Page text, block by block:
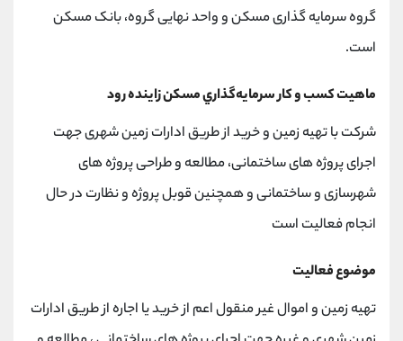
گروه سرمایه گذاری مسکن و واحد نهایی گروه، بانک مسکن
است.
ماهیت کسب و کار سرمايه‌گذاري مسكن زاينده رود
شرکت با تهیه زمین و خرید از طریق ادارات زمین شهری جهت
اجرای پروژه های ساختمانی، مطالعه و طراحی پروژه های
شهرسازی و ساختمانی و همچنین قوبل پروژه و نظارت در حال
انجام فعالیت است
موضوع فعالیت
تهیه زمین و اموال غیر منقول اعم از خرید یا اجاره از طریق ادارات